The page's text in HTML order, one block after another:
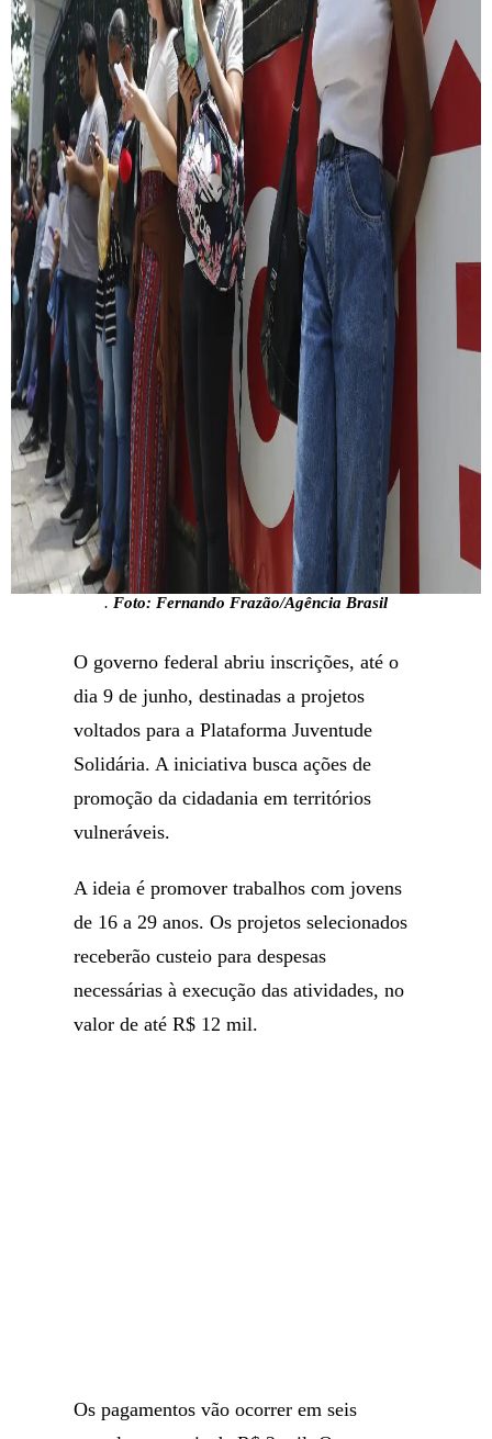
. Foto: Fernando Frazão/Agência Brasil
O governo federal abriu inscrições, até o
dia 9 de junho, destinadas a projetos
voltados para a Plataforma Juventude
Solidária. A iniciativa busca ações de
promoção da cidadania em territórios
vulneráveis.
A ideia é promover trabalhos com jovens
de 16 a 29 anos. Os projetos selecionados
receberão custeio para despesas
necessárias à execução das atividades, no
valor de até R$ 12 mil.
Os pagamentos vão ocorrer em seis